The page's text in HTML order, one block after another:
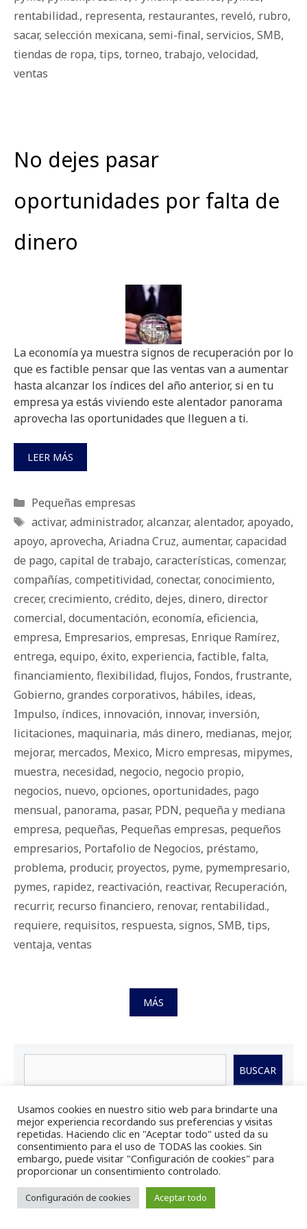
rentabilidad., representa, restaurantes, reveló, rubro,
sacar, selección mexicana, semi-final, servicios, SMB,
tiendas de ropa, tips, torneo, trabajo, velocidad,
ventas
No dejes pasar
oportunidades por falta de
dinero
La economía ya muestra signos de recuperación por lo
que es factible pensar que las ventas van a aumentar
hasta alcanzar los índices del año anterior, si en tu
empresa ya estás viviendo este alentador panorama
aprovecha las oportunidades que lleguen a ti.
LEER MÁS
Categorías
Pequeñas empresas
Etiquetas
activar, administrador, alcanzar, alentador, apoyado,
apoyo, aprovecha, Ariadna Cruz, aumentar, capacidad
de pago, capital de trabajo, características, comenzar,
compañías, competitividad, conectar, conocimiento,
crecer, crecimiento, crédito, dejes, dinero, director
comercial, documentación, economía, eficiencia,
empresa, Empresarios, empresas, Enrique Ramírez,
entrega, equipo, éxito, experiencia, factible, falta,
financiamiento, fle­xi­bi­li­dad, flujos, Fondos, frustrante,
Gobierno, grandes corporativos, hábiles, ideas,
Impulso, índices, innovación, innovar, inversión,
licitaciones, maquinaria, más dinero, medianas, mejor,
mejorar, mercados, Mexico, Micro empresas, mipymes,
muestra, necesidad, negocio, negocio propio,
negocios, nuevo, opciones, oportunidades, pago
mensual, panorama, pasar, PDN, pequeña y mediana
empresa, pequeñas, Pequeñas empresas, pequeños
empresarios, Portafolio de Negocios, préstamo,
problema, producir, proyectos, pyme, pymempresario,
pymes, rapidez, reactivación, reactivar, Recuperación,
recurrir, recurso financiero, renovar, rentabilidad.,
requiere, requisitos, respuesta, signos, SMB, tips,
ventaja, ventas
MÁS
BUSCAR
Notas recientes
PyMEs no controlan
Usamos cookies en nuestro sitio web para brindarte una
mejor experiencia recordando sus preferencias y visitas
repetidas. Haciendo clic en "Aceptar todo" usted da su
consentimiento para el uso de TODAS las cookies. Sin
embargo, puede visitar "Configuración de cookies" para
proporcionar un consentimiento controlado.
Configuración de cookies Aceptar todo